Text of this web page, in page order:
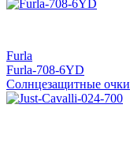
Furla
Furla-708-6YD
Солнцезащитные очки